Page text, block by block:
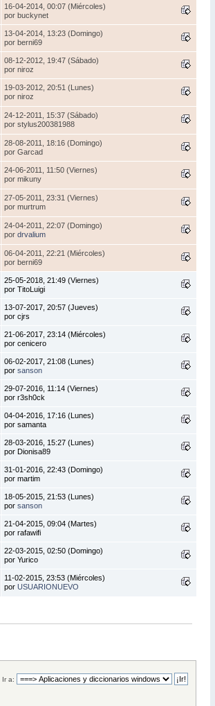
16-04-2014, 00:07 (Miércoles)
por buckynet
13-04-2014, 13:23 (Domingo)
por berni69
08-12-2012, 19:47 (Sábado)
por niroz
19-03-2012, 20:51 (Lunes)
por niroz
24-12-2011, 15:37 (Sábado)
por stylus200381988
28-08-2011, 18:16 (Domingo)
por Garcad
24-06-2011, 11:50 (Viernes)
por mikuny
27-05-2011, 23:31 (Viernes)
por murtrum
24-04-2011, 22:07 (Domingo)
por drvalium
06-04-2011, 22:21 (Miércoles)
por berni69
25-05-2018, 21:49 (Viernes)
por TitoLuigi
13-07-2017, 20:57 (Jueves)
por cjrs
21-06-2017, 23:14 (Miércoles)
por cenicero
06-02-2017, 21:08 (Lunes)
por sanson
29-07-2016, 11:14 (Viernes)
por r3sh0ck
04-04-2016, 17:16 (Lunes)
por samanta
28-03-2016, 15:27 (Lunes)
por Dionisa89
31-01-2016, 22:43 (Domingo)
por martim
18-05-2015, 21:53 (Lunes)
por sanson
21-04-2015, 09:04 (Martes)
por rafawifi
22-03-2015, 02:50 (Domingo)
por Yurico
11-02-2015, 23:53 (Miércoles)
por USUARIONUEVO
Ir a: